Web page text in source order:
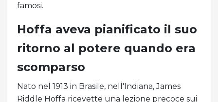
famosi.
Hoffa aveva pianificato il suo
ritorno al potere quando era
scomparso
Nato nel 1913 in Brasile, nell'Indiana, James
Riddle Hoffa ricevette una lezione precoce sui